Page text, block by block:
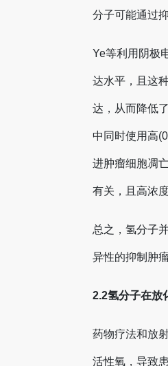
分子可能通过
Ye等利用阴极
达水平，且这
达，从而降低
中同时使用高
进肿瘤细胞凋
有关，且高浓
总之，氢分子
异性的抑制肿
2.2氢分子在放
药物疗法和放
活性氧，导致